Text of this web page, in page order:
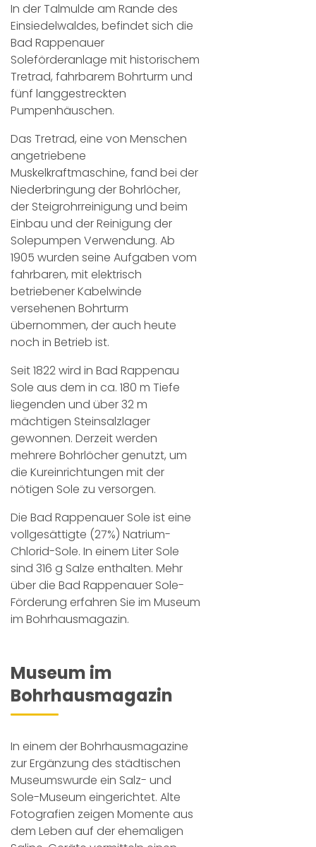
In der Talmulde am Rande des
Einsiedelwaldes, befindet sich die
Bad Rappenauer
Soleförderanlage mit historischem
Tretrad, fahrbarem Bohrturm und
fünf langgestreckten
Pumpenhäuschen.
Das Tretrad, eine von Menschen
angetriebene
Muskelkraftmaschine, fand bei der
Niederbringung der Bohrlöcher,
der Steigrohrreinigung und beim
Einbau und der Reinigung der
Solepumpen Verwendung. Ab
1905 wurden seine Aufgaben vom
fahrbaren, mit elektrisch
betriebener Kabelwinde
versehenen Bohrturm
übernommen, der auch heute
noch in Betrieb ist.
Seit 1822 wird in Bad Rappenau
Sole aus dem in ca. 180 m Tiefe
liegenden und über 32 m
mächtigen Steinsalzlager
gewonnen. Derzeit werden
mehrere Bohrlöcher genutzt, um
die Kureinrichtungen mit der
nötigen Sole zu versorgen.
Die Bad Rappenauer Sole ist eine
vollgesättigte (27%) Natrium-
Chlorid-Sole. In einem Liter Sole
sind 316 g Salze enthalten. Mehr
über die Bad Rappenauer Sole-
Förderung erfahren Sie im Museum
im Bohrhausmagazin.
Museum im
Bohrhausmagazin
In einem der Bohrhausmagazine
zur Ergänzung des städtischen
Museumswurde ein Salz- und
Sole-Museum eingerichtet. Alte
Fotografien zeigen Momente aus
dem Leben auf der ehemaligen